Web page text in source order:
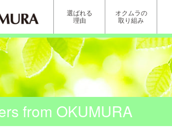
選ばれる
理由
オクムラの
取り組み
from OKUMURA